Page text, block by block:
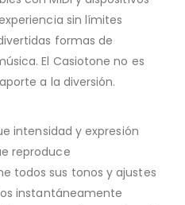
sin límites
formas de
El Casiotone no es
a la diversión.
intensidad y expresión
reproduce
todos sus tonos y ajustes
instantáneamente